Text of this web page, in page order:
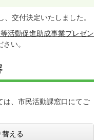
交付決定いたしました。
等活動促進助成事業プレゼン
い。
、市民活動課窓口にてご
える